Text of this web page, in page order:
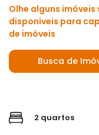
Olhe alguns
disponíveis para
de imóveis
Busca de
2 quartos